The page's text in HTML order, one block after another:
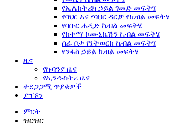
የኤሌክትሪክ ኃይል ገመድ መፍትሄ
የባህር እና የባህር ዳርቻ የኬብል መፍትሄ
የባቡር ሐዲድ ኬብል መፍትሄ
የከተማ ኮሙኒኬሽን ኬብል መፍትሄ
ሰፊ ቦታ የኔትወርክ ኬብል መፍትሄ
የንፋስ ኃይል ኬብል መፍትሄ
ዜና
የኩባንያ ዜና
የኢንዱስትሪ ዜና
ተደጋጋሚ ጥያቄዎች
ያግኙን
ምርት
ዝርዝር